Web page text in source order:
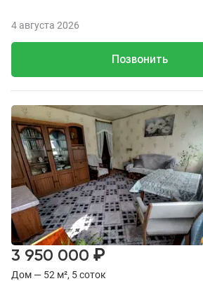
Позвонить
4 августа 2026
Дом — 52 м², 5 соток
3 950 000 ₽